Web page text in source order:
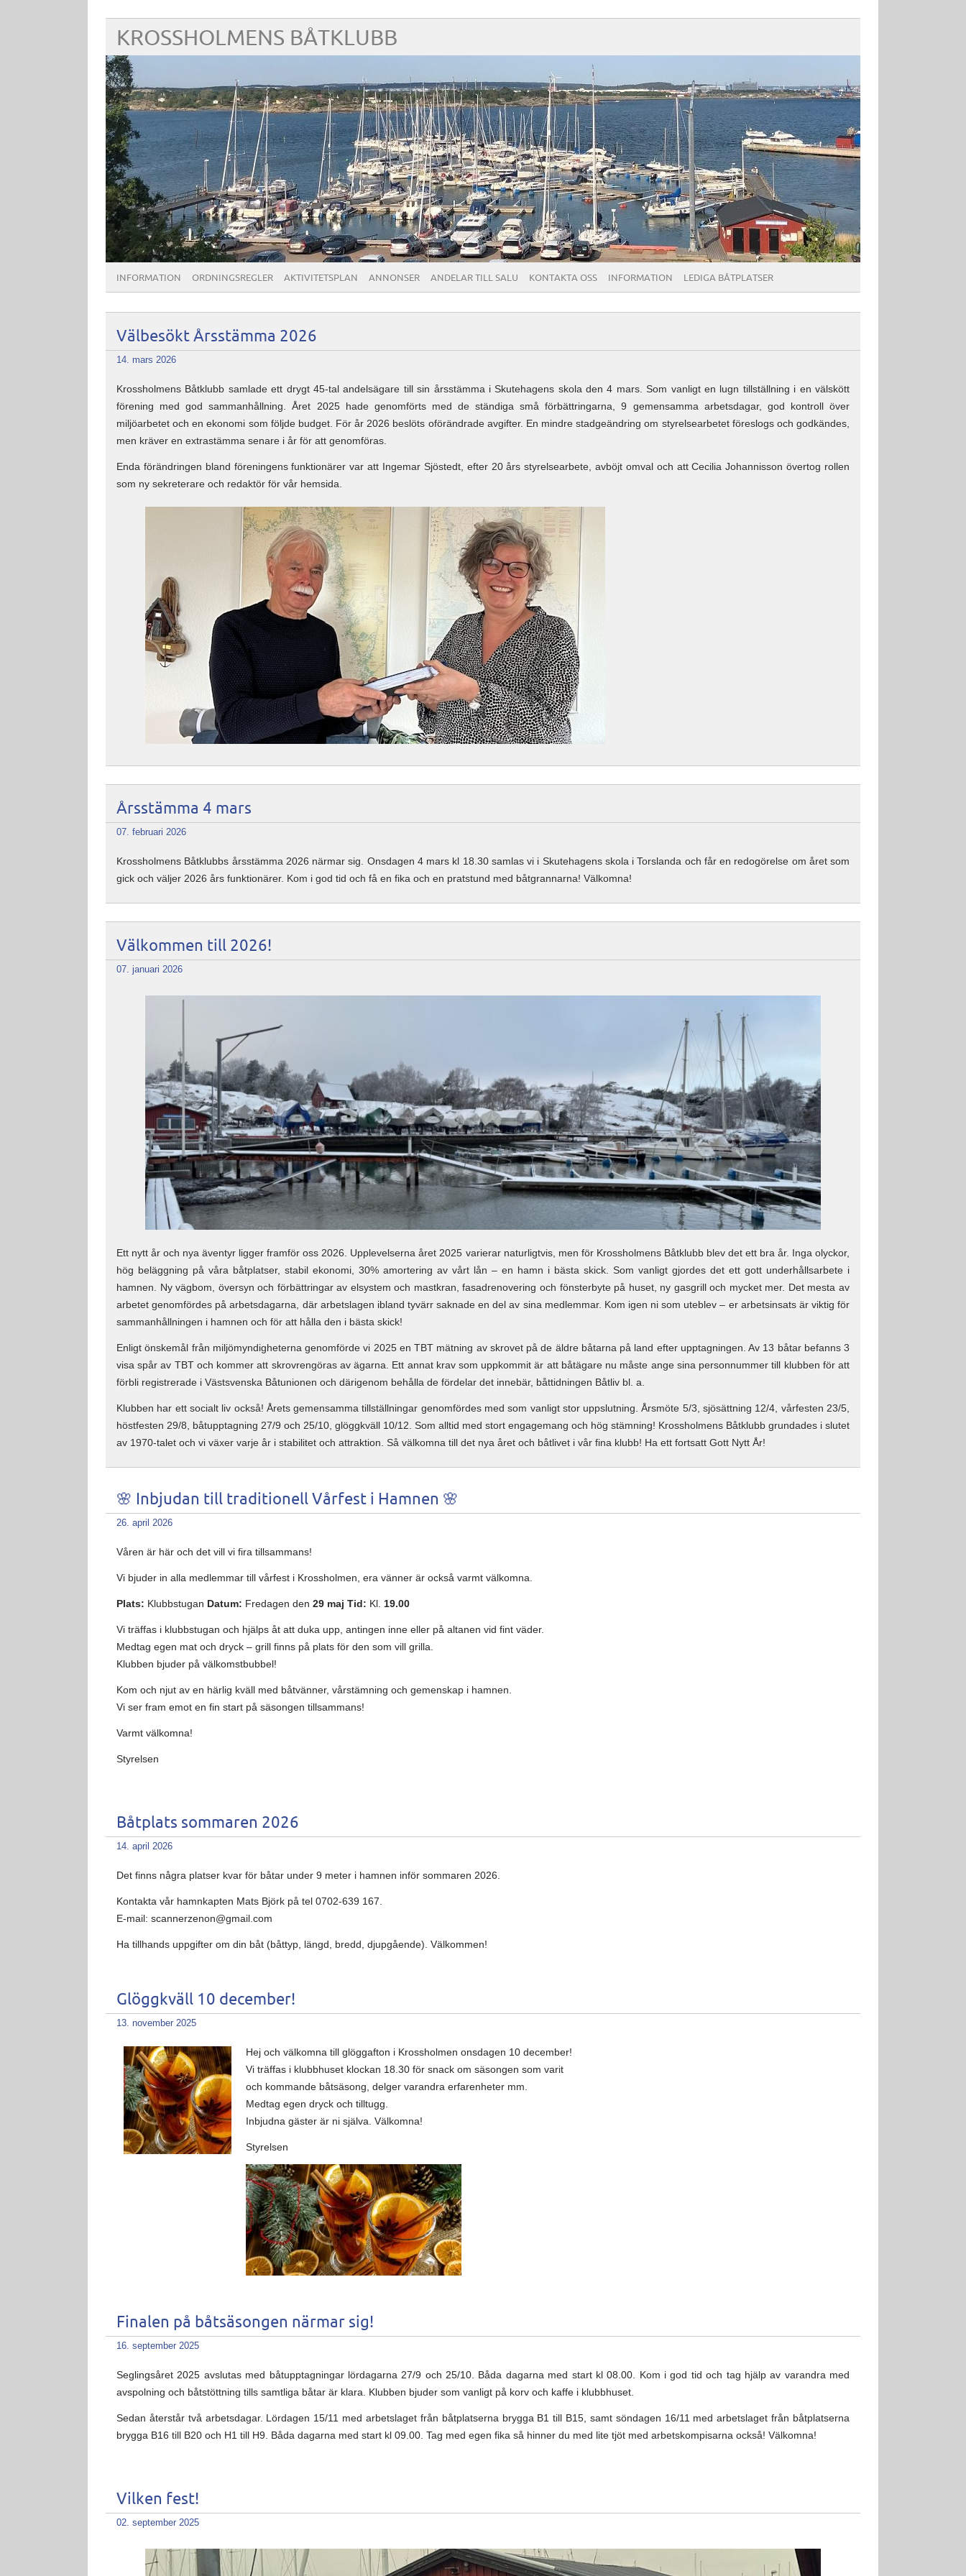
KROSSHOLMENS BÅTKLUBB
INFORMATION ORDNINGSREGLER AKTIVITETSPLAN ANNONSER ANDELAR TILL SALU KONTAKTA OSS INFORMATION LEDIGA BÅTPLATSER
Välbesökt Årsstämma 2026
14. mars 2026
Krossholmens Båtklubb samlade ett drygt 45-tal andelsägare till sin årsstämma i Skutehagens skola den 4 mars. Som vanligt en lugn tillställning i en välskött
förening med god sammanhållning. Året 2025 hade genomförts med de ständiga små förbättringarna, 9 gemensamma arbetsdagar, god kontroll över
miljöarbetet och en ekonomi som följde budget. För år 2026 beslöts oförändrade avgifter. En mindre stadgeändring om styrelsearbetet föreslogs och godkändes,
men kräver en extrastämma senare i år för att genomföras.
Enda förändringen bland föreningens funktionärer var att Ingemar Sjöstedt, efter 20 års styrelsearbete, avböjt omval och att Cecilia Johannisson övertog rollen
som ny sekreterare och redaktör för vår hemsida.
Årsstämma 4 mars
07. februari 2026
Krossholmens Båtklubbs årsstämma 2026 närmar sig. Onsdagen 4 mars kl 18.30 samlas vi i Skutehagens skola i Torslanda och får en redogörelse om året som
gick och väljer 2026 års funktionärer. Kom i god tid och få en fika och en pratstund med båtgrannarna! Välkomna!
Välkommen till 2026!
07. januari 2026
Ett nytt år och nya äventyr ligger framför oss 2026. Upplevelserna året 2025 varierar naturligtvis, men för Krossholmens Båtklubb blev det ett bra år. Inga olyckor,
hög beläggning på våra båtplatser, stabil ekonomi, 30% amortering av vårt lån – en hamn i bästa skick. Som vanligt gjordes det ett gott underhållsarbete i
hamnen. Ny vägbom, översyn och förbättringar av elsystem och mastkran, fasadrenovering och fönsterbyte på huset, ny gasgrill och mycket mer. Det mesta av
arbetet genomfördes på arbetsdagarna, där arbetslagen ibland tyvärr saknade en del av sina medlemmar. Kom igen ni som uteblev – er arbetsinsats är viktig för
sammanhållningen i hamnen och för att hålla den i bästa skick!
Enligt önskemål från miljömyndigheterna genomförde vi 2025 en TBT mätning av skrovet på de äldre båtarna på land efter upptagningen. Av 13 båtar befanns 3
visa spår av TBT och kommer att skrovrengöras av ägarna. Ett annat krav som uppkommit är att båtägare nu måste ange sina personnummer till klubben för att
förbli registrerade i Västsvenska Båtunionen och därigenom behålla de fördelar det innebär, båttidningen Båtliv bl. a.
Klubben har ett socialt liv också! Årets gemensamma tillställningar genomfördes med som vanligt stor uppslutning. Årsmöte 5/3, sjösättning 12/4, vårfesten 23/5,
höstfesten 29/8, båtupptagning 27/9 och 25/10, glöggkväll 10/12. Som alltid med stort engagemang och hög stämning! Krossholmens Båtklubb grundades i slutet
av 1970-talet och vi växer varje år i stabilitet och attraktion. Så välkomna till det nya året och båtlivet i vår fina klubb! Ha ett fortsatt Gott Nytt År!
🌸 Inbjudan till traditionell Vårfest i Hamnen 🌸
26. april 2026
Våren är här och det vill vi fira tillsammans!
Vi bjuder in alla medlemmar till vårfest i Krossholmen, era vänner är också varmt välkomna.
Plats: Klubbstugan Datum: Fredagen den 29 maj Tid: Kl. 19.00
Vi träffas i klubbstugan och hjälps åt att duka upp, antingen inne eller på altanen vid fint väder.
Medtag egen mat och dryck – grill finns på plats för den som vill grilla.
Klubben bjuder på välkomstbubbel!
Kom och njut av en härlig kväll med båtvänner, vårstämning och gemenskap i hamnen.
Vi ser fram emot en fin start på säsongen tillsammans!
Varmt välkomna!
Styrelsen
Båtplats sommaren 2026
14. april 2026
Det finns några platser kvar för båtar under 9 meter i hamnen inför sommaren 2026.
Kontakta vår hamnkapten Mats Björk på tel 0702-639 167.
E-mail: scannerzenon@gmail.com
Ha tillhands uppgifter om din båt (båttyp, längd, bredd, djupgående). Välkommen!
Glöggkväll 10 december!
13. november 2025
Hej och välkomna till glöggafton i Krossholmen onsdagen 10 december!
Vi träffas i klubbhuset klockan 18.30 för snack om säsongen som varit
och kommande båtsäsong, delger varandra erfarenheter mm.
Medtag egen dryck och tilltugg.
Inbjudna gäster är ni själva. Välkomna!
Styrelsen
Finalen på båtsäsongen närmar sig!
16. september 2025
Seglingsåret 2025 avslutas med båtupptagningar lördagarna 27/9 och 25/10. Båda dagarna med start kl 08.00. Kom i god tid och tag hjälp av varandra med
avspolning och båtstöttning tills samtliga båtar är klara. Klubben bjuder som vanligt på korv och kaffe i klubbhuset.
Sedan återstår två arbetsdagar. Lördagen 15/11 med arbetslaget från båtplatserna brygga B1 till B15, samt söndagen 16/11 med arbetslaget från båtplatserna
brygga B16 till B20 och H1 till H9. Båda dagarna med start kl 09.00. Tag med egen fika så hinner du med lite tjöt med arbetskompisarna också! Välkomna!
Vilken fest!
02. september 2025